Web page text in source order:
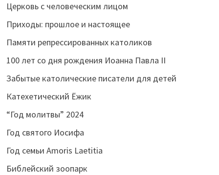
Церковь с человеческим лицом
Приходы: прошлое и настоящее
Памяти репрессированных католиков
100 лет со дня рождения Иоанна Павла II
Забытые католические писатели для детей
Катехетический Ёжик
“Год молитвы” 2024
Год святого Иосифа
Год семьи Amoris Laetitia
Библейский зоопарк